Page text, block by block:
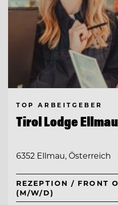
TOP ARBEITGEBER
Tirol Lodge Ellmau
6352 Ellmau, Österreich
REZEPTION / FRONT
(M/W/D)